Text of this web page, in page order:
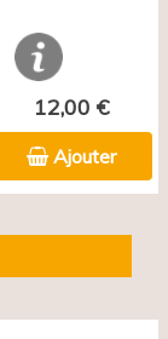
12,00 €
Ajouter